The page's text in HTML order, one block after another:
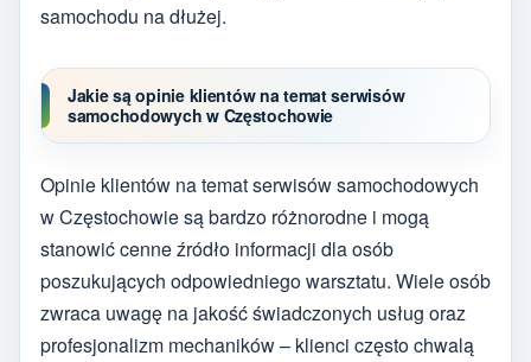
samochodu na dłużej.
Jakie są opinie klientów na temat serwisów
samochodowych w Częstochowie
Opinie klientów na temat serwisów samochodowych
w Częstochowie są bardzo różnorodne i mogą
stanowić cenne źródło informacji dla osób
poszukujących odpowiedniego warsztatu. Wiele osób
zwraca uwagę na jakość świadczonych usług oraz
profesjonalizm mechaników – klienci często chwalą